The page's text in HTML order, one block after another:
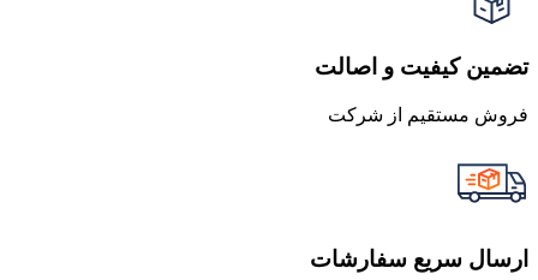
تضمین کیفیت و اصالت
فروش مستقیم از شرکت
ارسال سریع سفارشات